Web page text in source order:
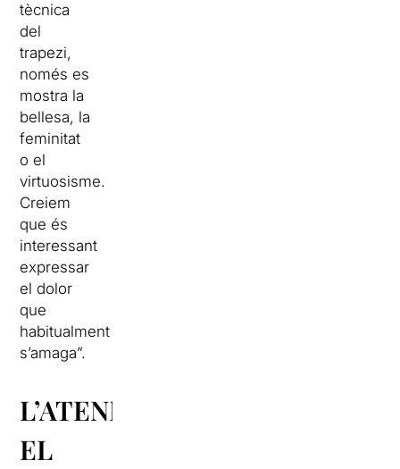
tècnica
del
trapezi,
només es
mostra la
bellesa, la
feminitat
o el
virtuosisme.
Creiem
que és
interessant
expressar
el dolor
que
habitualment
s’amaga”.
L’ATENEU,
EL